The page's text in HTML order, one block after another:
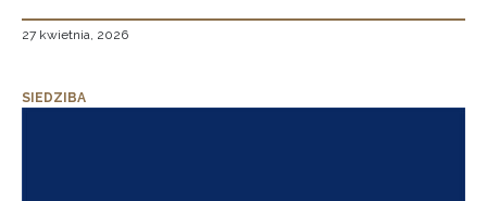
27 kwietnia, 2026
SIEDZIBA